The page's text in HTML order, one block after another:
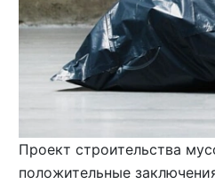
Проект строительства
положительные